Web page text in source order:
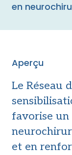
en
Aperçu
Le Réseau
favorise un
et en